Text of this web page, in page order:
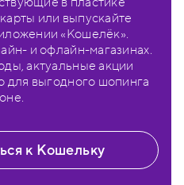
или выпускайте
«Кошелёк».
и офлайн-магазинах.
актуальные акции
для выгодного шопинга
к Кошельку